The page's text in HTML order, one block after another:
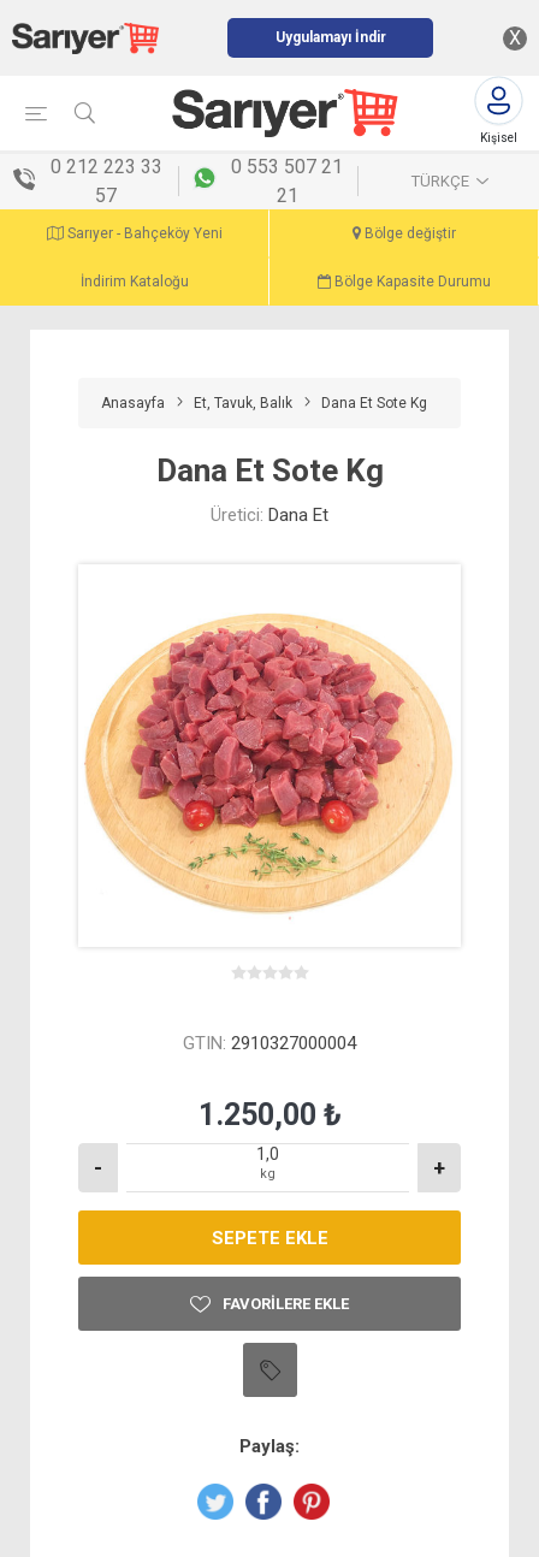
Uygulamayı İndir X
Kişisel
0 212 223 33
57
0 553 507 21
21
TÜRKÇE
Sarıyer - Bahçeköy Yeni Bölge değiştir
İndirim Kataloğu Bölge Kapasite Durumu
Anasayfa Et, Tavuk, Balık Dana Et Sote Kg
Dana Et Sote Kg
Üretici: Dana Et
GTIN: 2910327000004
1.250,00 ₺
- kg +
FAVORILERE EKLE
Paylaş: